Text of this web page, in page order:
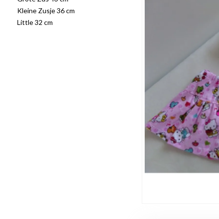
Kleine Zusje 36 cm
Little 32 cm